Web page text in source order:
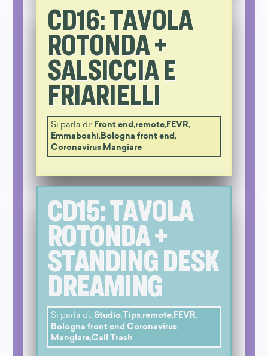
CD16: TAVOLA
ROTONDA +
SALSICCIA E
FRIARIELLI
Si parla di: Front end,remote,FEVR,
Emmaboshi,Bologna front end,
Coronavirus,Mangiare
CD15: TAVOLA
ROTONDA +
STANDING DESK
DREAMING
Si parla di: Studio,Tips,remote, FEVR,
Bologna front end ,Coronavirus,
Mangiare,Call ,Trash